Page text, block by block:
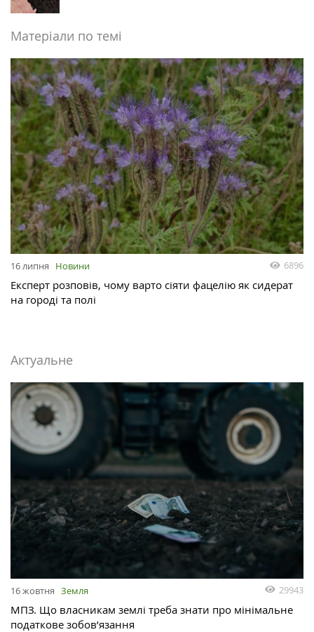
Матеріали по темі
16 липня Новини 6896
Експерт розповів, чому варто сіяти фацелію як сидерат
на городі та полі
Актуальне
16 жовтня Земля 29943
МПЗ. Що власникам землі треба знати про мінімальне
податкове зобов’язання